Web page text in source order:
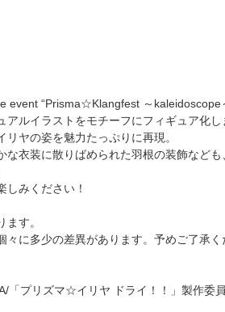
event “Prisma☆Klangfest ～kaleidoscope
ルイラストをモチーフにフィギュア化し
ヤの姿を魅力たっぷりに再現。
衣装に散りばめられた羽根の装飾なども
みください！
す。
に多少の差異があります。予めご了承く
「プリズマ☆イリヤ ドライ！！」製作委